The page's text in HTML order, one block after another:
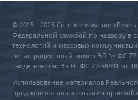
© 2015 - 2026 Сетевое издание
Федеральной службой по надзору в
технологий и массовых
регистрационный номер ЭЛ № ФС 77 -
свидетельство Эл № ФС 77-59331 от 18
Использование материалов
предварительного согласия